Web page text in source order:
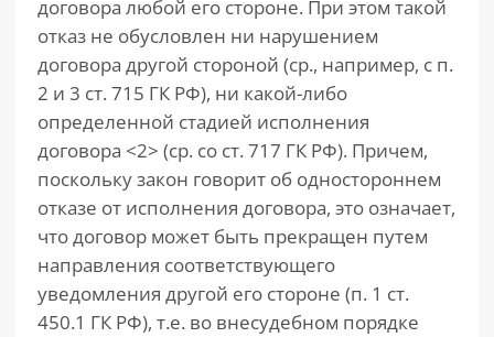
договора любой его стороне. При этом такой
отказ не обусловлен ни нарушением
договора другой стороной (ср., например, с п.
2 и 3 ст. 715 ГК РФ), ни какой-либо
определенной стадией исполнения
договора <2> (ср. со ст. 717 ГК РФ). Причем,
поскольку закон говорит об одностороннем
отказе от исполнения договора, это означает,
что договор может быть прекращен путем
направления соответствующего
уведомления другой его стороне (п. 1 ст.
450.1 ГК РФ), т.е. во внесудебном порядке